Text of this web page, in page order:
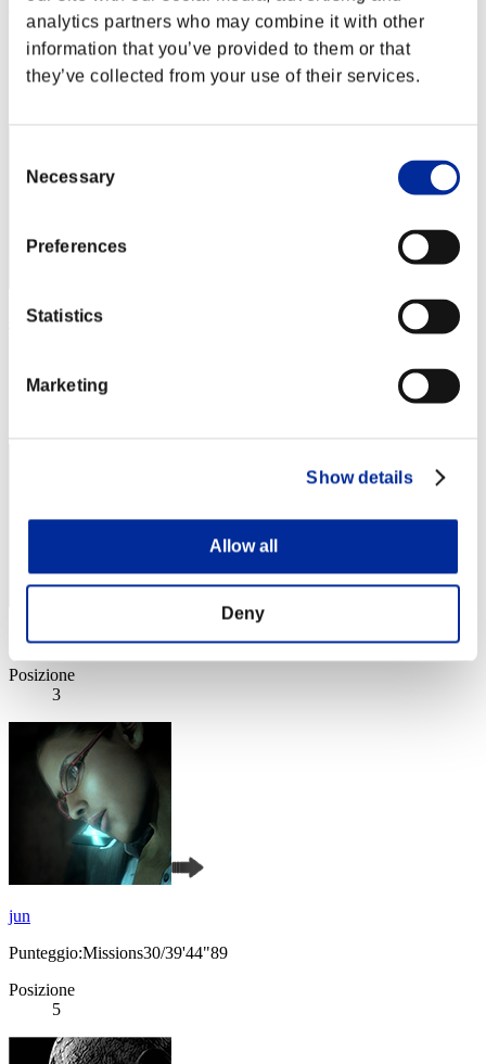
analytics partners who may combine it with other
information that you’ve provided to them or that
they’ve collected from your use of their services.
Selection
Necessary
Preferences
Statistics
Marketing
Show details
Allow all
Deny
2ko
Punteggio:Missions30/39'01"36
Posizione
べるべーぬ
Posizione
Punteggio: -
Posizione
3
jun
Punteggio:Missions30/39'44"89
Posizione
5